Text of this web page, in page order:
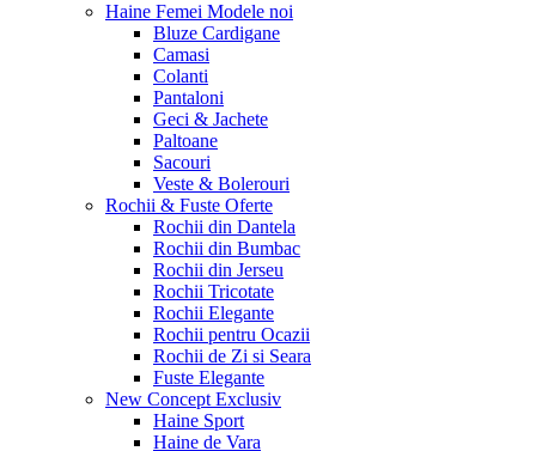
Haine Femei Modele noi
Bluze Cardigane
Camasi
Colanti
Pantaloni
Geci & Jachete
Paltoane
Sacouri
Veste & Bolerouri
Rochii & Fuste Oferte
Rochii din Dantela
Rochii din Bumbac
Rochii din Jerseu
Rochii Tricotate
Rochii Elegante
Rochii pentru Ocazii
Rochii de Zi si Seara
Fuste Elegante
New Concept Exclusiv
Haine Sport
Haine de Vara